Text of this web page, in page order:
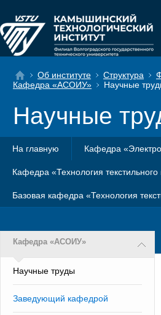
Об институте Структура
Кафедра «АСОИУ»
Научные
Научные
На главную Кафедра
Кафедра «Технология текстильного
Базовая кафедра «Технология
Кафедра «АСОИУ»
Научные труды
Заведующий кафедрой